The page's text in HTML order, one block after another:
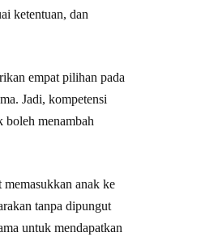
ketentuan, dan
empat pilihan pada
Jadi, kompetensi
menambah
anak ke
tanpa dipungut
untuk mendapatkan